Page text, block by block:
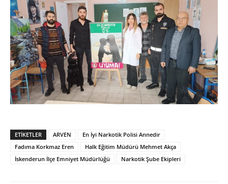
ETIKETLER ARVEN
En İyi Narkotik Polisi Annedir
Fadıma Korkmaz Eren
Halk Eğitim Müdürü Mehmet Akça
İskenderun İlçe Emniyet Müdürlüğü
Narkotik Şube Ekipleri